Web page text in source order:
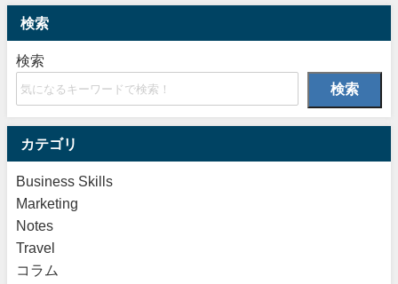
検索
検索
検索
カテゴリ
Business Skills
Marketing
Notes
Travel
コラム